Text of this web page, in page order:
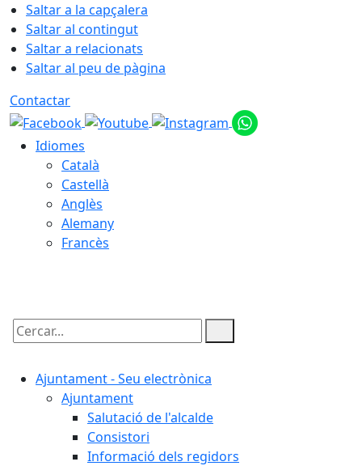
Saltar a la capçalera
Saltar al contingut
Saltar a relacionats
Saltar al peu de pàgina
Contactar
Idiomes
Català
Castellà
Anglès
Alemany
Francès
Cercar:
Ajuntament - Seu electrònica
Ajuntament
Salutació de l'alcalde
Consistori
Informació dels regidors